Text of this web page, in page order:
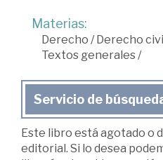
Materias:
Derecho /Derecho
Textos generales/
Servicio de
Este libro está agotado o
editorial. Si lo desea